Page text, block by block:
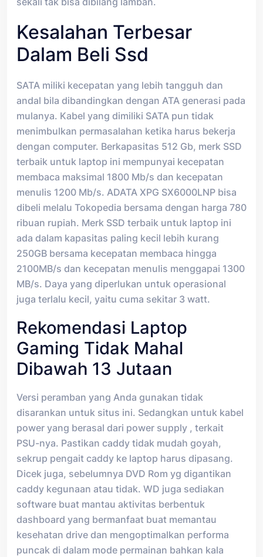
Kesalahan Terbesar
Dalam Beli Ssd
SATA miliki kecepatan yang lebih tangguh dan
andal bila dibandingkan dengan ATA generasi pada
mulanya. Kabel yang dimiliki SATA pun tidak
menimbulkan permasalahan ketika harus bekerja
dengan computer. Berkapasitas 512 Gb, merk SSD
terbaik untuk laptop ini mempunyai kecepatan
membaca maksimal 1800 Mb/s dan kecepatan
menulis 1200 Mb/s. ADATA XPG SX6000LNP bisa
dibeli melalu Tokopedia bersama dengan harga 780
ribuan rupiah. Merk SSD terbaik untuk laptop ini
ada dalam kapasitas paling kecil lebih kurang
250GB bersama kecepatan membaca hingga
2100MB/s dan kecepatan menulis menggapai 1300
MB/s. Daya yang diperlukan untuk operasional
juga terlalu kecil, yaitu cuma sekitar 3 watt.
Rekomendasi Laptop
Gaming Tidak Mahal
Dibawah 13 Jutaan
Versi peramban yang Anda gunakan tidak
disarankan untuk situs ini. Sedangkan untuk kabel
power yang berasal dari power supply , terkait
PSU-nya. Pastikan caddy tidak mudah goyah,
sekrup pengait caddy ke laptop harus dipasang.
Dicek juga, sebelumnya DVD Rom yg digantikan
caddy kegunaan atau tidak. WD juga sediakan
software buat mantau aktivitas berbentuk
dashboard yang bermanfaat buat memantau
kesehatan drive dan mengoptimalkan performa
puncak di dalam mode permainan bahkan kala